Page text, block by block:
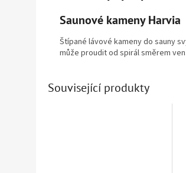
Saunové kameny Harvia
Štípané lávové kameny do sauny
může proudit od spirál směrem
Související produkty